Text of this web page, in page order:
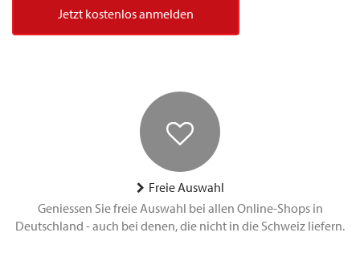
Jetzt kostenlos anmelden
Freie Auswahl
Geniessen Sie freie Auswahl bei allen Online-Shops in
Deutschland - auch bei denen, die nicht in die Schweiz liefern.